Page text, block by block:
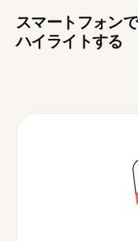
スマートフォン
ハイライトする